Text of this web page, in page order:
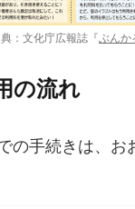
：文化庁広報誌『ぶんか
の流れ
の手続きは、お